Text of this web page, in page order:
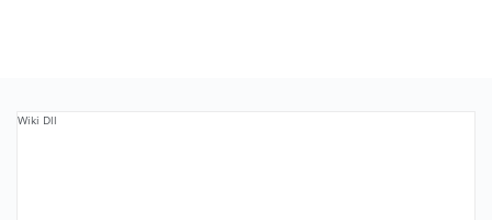
Wiki Dll